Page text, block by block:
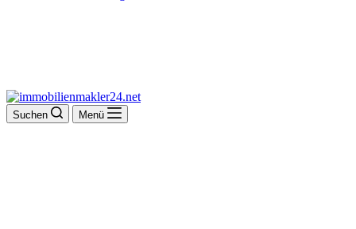
Suchen Menü